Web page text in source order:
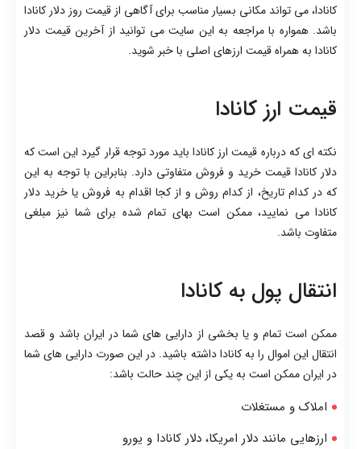
کانادا، می تواند مکانی بسیار مناسب برای آگاهی از قیمت روز دلار کانادا
باشد. همواره با مراجعه به این سایت می توانید از آخرین قیمت دلار
کانادا به همراه قیمت ارزهای اصلی با خبر شوید.
قیمت ارز کانادا
نکته ای که درباره قیمت ارز کانادا باید مورد توجه قرار گیرد این است که
دلار کانادا قیمت خرید و فروش متفاوتی دارد. بنابراین با توجه به این
که در کدام تاریخ، از کدام روش و از کجا اقدام به فروش یا خرید دلار
کانادا می نمایید، ممکن است بهای تمام شده برای شما نیز مبلغی
متفاوت باشد.
انتقال پول به کانادا
ممکن است تمام و یا بخشی از دارایی های شما در ایران باشد و قصد
انتقال این اموال را به کانادا داشته باشید. در این صورت دارایی های شما
در ایران ممکن است به یکی از این چند حالت باشد:
املاک و مستغلات
ارزهایی مانند دلار امریکا، دلار کانادا و یورو